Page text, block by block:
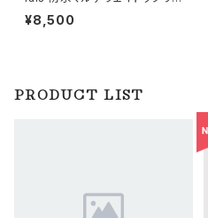
ード｜チャーム対応 Waterpro
¥8,500
PRODUCT LIST